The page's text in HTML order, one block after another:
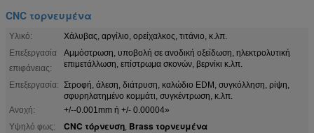
CNC τορνευμένα
Υλικό:
Χάλυβας, αργίλιο, ορείχαλκος, τιτάνιο, κ.λπ.
Επεξεργασία
επιφάνειας:
Αμμόστρωση, υποβολή σε ανοδική οξείδωση, ηλεκτρολυτική
επιμετάλλωση, επίστρωμα σκονών, βερνίκι κ.λπ.
Επεξεργασία: Στροφή, άλεση, διάτρυση, καλώδιο EDM, συγκόλληση, ρίψη,
σφυρηλατημένο κομμάτι, συγκέντρωση, κ.λπ.
Ανοχή:
+/--0.001mm ή +/- 0.00004»
Υψηλό φως:
CNC τόρνευση, Brass τορνευμένα